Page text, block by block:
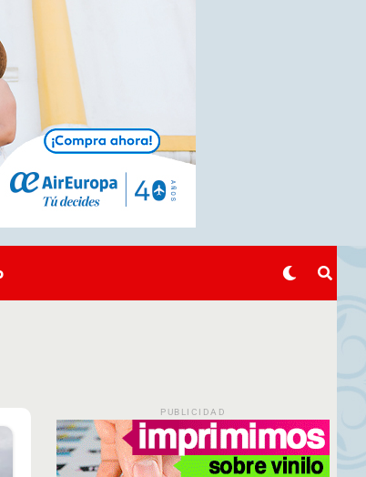
PUBLICIDAD